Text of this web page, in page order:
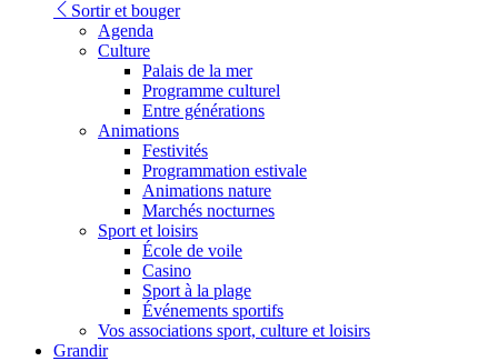
Sortir et bouger
Agenda
Culture
Palais de la mer
Programme culturel
Entre générations
Animations
Festivités
Programmation estivale
Animations nature
Marchés nocturnes
Sport et loisirs
École de voile
Casino
Sport à la plage
Événements sportifs
Vos associations sport, culture et loisirs
Grandir